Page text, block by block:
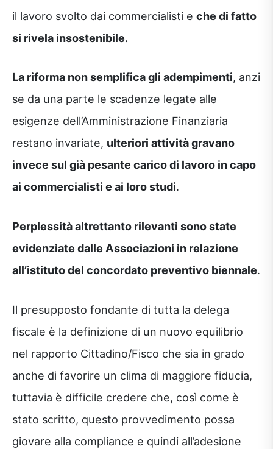
il lavoro svolto dai commercialisti e che di fatto
si rivela insostenibile.
La riforma non semplifica gli adempimenti, anzi
se da una parte le scadenze legate alle
esigenze dell’Amministrazione Finanziaria
restano invariate, ulteriori attività gravano
invece sul già pesante carico di lavoro in capo
ai commercialisti e ai loro studi.
Perplessità altrettanto rilevanti sono state
evidenziate dalle Associazioni in relazione
all’istituto del concordato preventivo biennale.
Il presupposto fondante di tutta la delega
fiscale è la definizione di un nuovo equilibrio
nel rapporto Cittadino/Fisco che sia in grado
anche di favorire un clima di maggiore fiducia,
tuttavia è difficile credere che, così come è
stato scritto, questo provvedimento possa
giovare alla compliance e quindi all’adesione